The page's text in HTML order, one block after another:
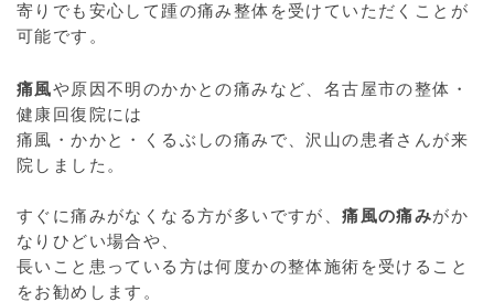
寄りでも安心して踵の痛み整体を受けていただくことが
可能です。
痛風や原因不明のかかとの痛みなど、名古屋市の整体・
健康回復院には
痛風・かかと・くるぶしの痛みで、沢山の患者さんが来
院しました。
すぐに痛みがなくなる方が多いですが、痛風の痛みがか
なりひどい場合や、
長いこと患っている方は何度かの整体施術を受けること
をお勧めします。